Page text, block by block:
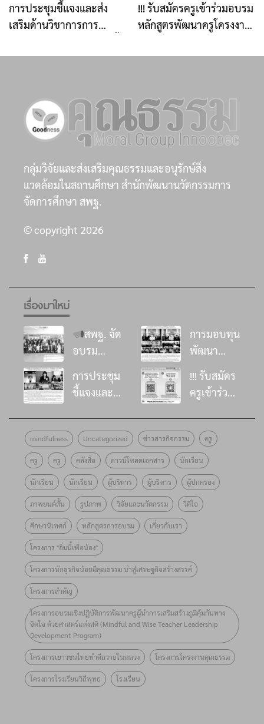
การประชุมชี้แจงและส่ง
เสริมด้านวิชาการการ
เพื่อน้อง” ประจำปี ๒๕๖๙
for Sustainable Living)”
!!! รับสมัครครูเข้าร่วมอบรม
หลักสูตรพัฒนาครูโครงงาน
กลุ่มวิจัยและส่งเสริมคุณธรรมและอนุรักษ์สิ่ง
แวดล้อมในสถานศึกษา สำนักพัฒนานวัตกรรมการ
จัดการศึกษา สพฐ.
© copyright 2026
เรื่องมาใหม่
สพฐ. จัด
อบรม
ศักยภาพที่
ปรึกษาด้าน
การเสริม
สร้าง
ภูมิคุ้มกัน
ทางจิตใจ
ด้วยศาสตร์
แห่งสติ
เตรียม
พร้อมยก
ระดับการ
ส่งเสริม
คุณธรรมใน
ระดับพื้นที่
ผ่านการ
เรียนรู้วิถี
ใหม่
การมอบทุน
พัฒนา
โรงเรียน ใน
โครงการ
“อิ่มนี้เพื่อ
น้อง”
ประจำปี
๒๕๖๙
ธนาคาร
ออมสิน
มอบทุน
จำนวน 100
สิ้น
5,000,000
การประชุม
ชี้แจงและ
ดำเนินงาน
โครงการ
“อิ่มนี้เพื่อ
น้อง”
ประจำปี
๒๕๖๙ ภาย
ใต้หัวข้อ
“กินดี อยู่ดี
สู่วิถีพอ
เพียง
(Smart
Farm for
Sustainable
Living)”
!!! รับสมัคร
ครูเข้าร่วม
พัฒนาครู
โครงงาน
คุณธรรม
mindfulness Uncategorized ข่าวสารกิจกรรม ครู
ครู ครู คลังสื่อ ดาวน์โหลดเอกสาร นักเรียน
นักเรียน นักเรียน ผู้บริหาร ผู้บริหาร ผู้ปกครอง
ภาพยนต์สั้น รูปภาพ วิจัยและนวัตกรรม วีดีโอ
ศึกษานิเทศก์ หลักสูตรการอบรม เกี่ยวกับเรา
โครงการ "อิ่มนี้เพื่อน้อง"
โครงการนักธุรกิจน้อยมีคุณธรรม นำสู่เศรษฐกิจสร้างสรรค์
โครงการสำคัญ
โครงการอบรมเชิงปฏิบัติการพัฒนาครูผู้นำการเสริมสร้างภูมิคุ้มกันทาง
จิตใจ ด้วยศาสตร์แห่งสติ (Mindful and Wise Teacher Leadership
Development Program)
โครงการเยาวชนไทยทำดีถวายในหลวง โครงการโครงงานคุณธรรม
โครงการโรงเรียนวิถีพุทธ โรงเรียน